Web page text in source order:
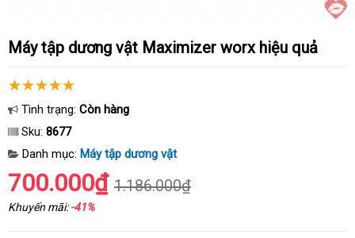
Máy tập dương vật Maximizer worx hiệu quả
Tình trạng: Còn hàng
Sku: 8677
Danh mục: Máy tập dương vật
700.000₫ 1.186.000₫
Khuyến mãi:-41%